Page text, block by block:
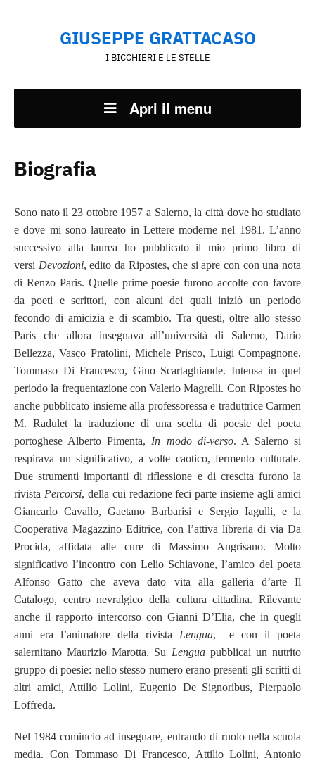
GIUSEPPE GRATTACASO
I BICCHIERI E LE STELLE
Apri il menu
Biografia
Sono nato il 23 ottobre 1957 a Salerno, la città dove ho studiato
e dove mi sono laureato in Lettere moderne nel 1981. L’anno
successivo alla laurea ho pubblicato il mio primo libro di
versi Devozioni, edito da Ripostes, che si apre con con una nota
di Renzo Paris. Quelle prime poesie furono accolte con favore
da poeti e scrittori, con alcuni dei quali iniziò un periodo
fecondo di amicizia e di scambio. Tra questi, oltre allo stesso
Paris che allora insegnava all’università di Salerno, Dario
Bellezza, Vasco Pratolini, Michele Prisco, Luigi Compagnone,
Tommaso Di Francesco, Gino Scartaghiande. Intensa in quel
periodo la frequentazione con Valerio Magrelli. Con Ripostes ho
anche pubblicato insieme alla professoressa e traduttrice Carmen
M. Radulet la traduzione di una scelta di poesie del poeta
portoghese Alberto Pimenta, In modo di-verso. A Salerno si
respirava un significativo, a volte caotico, fermento culturale.
Due strumenti importanti di riflessione e di crescita furono la
rivista Percorsi, della cui redazione feci parte insieme agli amici
Giancarlo Cavallo, Gaetano Barbarisi e Sergio Iagulli, e la
Cooperativa Magazzino Editrice, con l’attiva libreria di via Da
Procida, affidata alle cure di Massimo Angrisano. Molto
significativo l’incontro con Lelio Schiavone, l’amico del poeta
Alfonso Gatto che aveva dato vita alla galleria d’arte Il
Catalogo, centro nevralgico della cultura cittadina. Rilevante
anche il rapporto intercorso con Gianni D’Elia, che in quegli
anni era l’animatore della rivista Lengua, e con il poeta
salernitano Maurizio Marotta. Su Lenguapubblicai un nutrito
gruppo di poesie: nello stesso numero erano presenti gli scritti di
altri amici, Attilio Lolini, Eugenio De Signoribus, Pierpaolo
Loffreda.
Nel 1984 comincio ad insegnare, entrando di ruolo nella scuola
media. Con Tommaso Di Francesco, Attilio Lolini, Antonio